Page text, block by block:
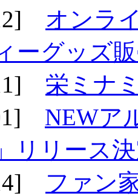
オンラ
ーグッズ
栄ミナ
NEWア
リリース
ファン